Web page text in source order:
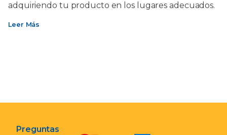
adquiriendo tu producto en los lugares adecuados.
Leer Más
Preguntas